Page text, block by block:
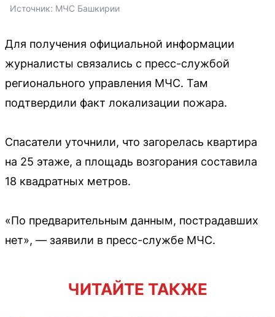
Источник: МЧС Башкирии
Для получения официальной информации
журналисты связались с пресс-службой
регионального управления МЧС. Там
подтвердили факт локализации пожара.
Спасатели уточнили, что загорелась квартира
на 25 этаже, а площадь возгорания составила
18 квадратных метров.
«По предварительным данным, пострадавших
нет», — заявили в пресс-службе МЧС.
ЧИТАЙТЕ ТАКЖЕ